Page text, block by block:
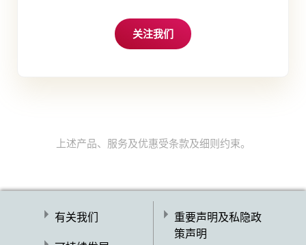
关注我们
上述产品、服务及优惠受条款及细则约束。
有关我们
重要声明及私隐政
策声明